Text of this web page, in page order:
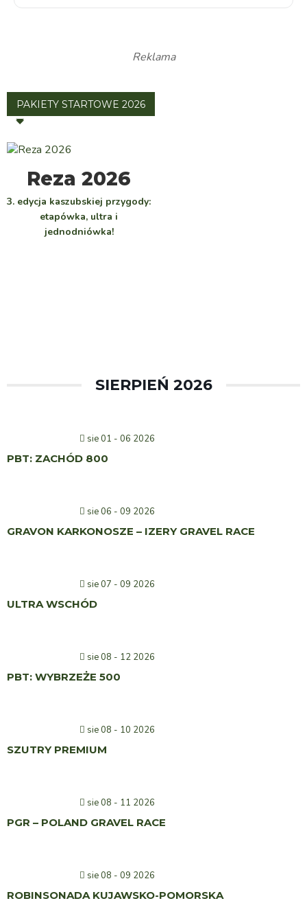
Reklama
PAKIETY STARTOWE 2026
WYBIERZ
Reza 2026
3. edycja kaszubskiej przygody:
etapówka, ultra i
jednodniówka!
SIERPIEŃ 2026
sie 01 - 06 2026
PBT: ZACHÓD 800
sie 06 - 09 2026
GRAVON KARKONOSZE – IZERY GRAVEL RACE
sie 07 - 09 2026
ULTRA WSCHÓD
sie 08 - 12 2026
PBT: WYBRZEŻE 500
sie 08 - 10 2026
SZUTRY PREMIUM
sie 08 - 11 2026
PGR – POLAND GRAVEL RACE
sie 08 - 09 2026
ROBINSONADA KUJAWSKO-POMORSKA